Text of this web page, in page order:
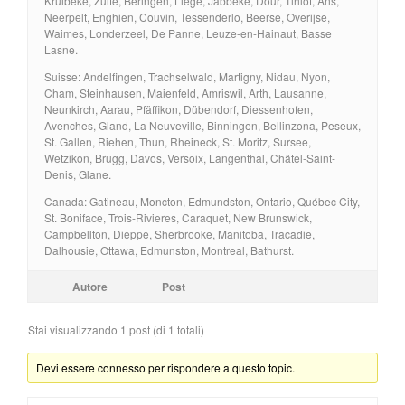
Neerpelt, Enghien, Couvin, Tessenderlo, Beerse, Overijse,
Waimes, Londerzeel, De Panne, Leuze-en-Hainaut, Basse
Lasne.
Suisse: Andelfingen, Trachselwald, Martigny, Nidau, Nyon,
Cham, Steinhausen, Maienfeld, Amriswil, Arth, Lausanne,
Neunkirch, Aarau, Pfäffikon, Dübendorf, Diessenhofen,
Avenches, Gland, La Neuveville, Binningen, Bellinzona, Peseux,
St. Gallen, Riehen, Thun, Rheineck, St. Moritz, Sursee,
Wetzikon, Brugg, Davos, Versoix, Langenthal, Châtel-Saint-
Denis, Glane.
Canada: Gatineau, Moncton, Edmundston, Ontario, Québec City,
St. Boniface, Trois-Rivieres, Caraquet, New Brunswick,
Campbellton, Dieppe, Sherbrooke, Manitoba, Tracadie,
Dalhousie, Ottawa, Edmunston, Montreal, Bathurst.
Autore Post
Stai visualizzando 1 post (di 1 totali)
Devi essere connesso per rispondere a questo topic.